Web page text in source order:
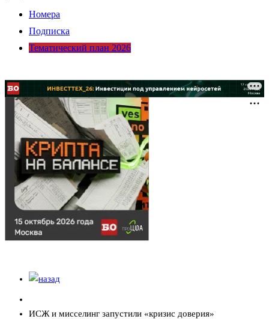
Номера
Подписка
Тематический план 2026
ИСЖ и мисселинг запустили «кризис доверия»